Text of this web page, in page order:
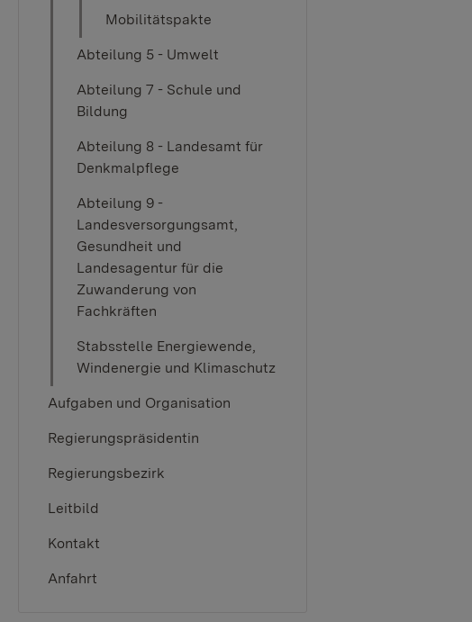
Mobilitätspakte
Abteilung 5 - Umwelt
Abteilung 7 - Schule und
Bildung
Abteilung 8 - Landesamt für
Denkmalpflege
Abteilung 9 -
Landesversorgungsamt,
Gesundheit und
Landesagentur für die
Zuwanderung von
Fachkräften
Stabsstelle Energiewende,
Windenergie und Klimaschutz
Aufgaben und Organisation
Regierungspräsidentin
Regierungsbezirk
Leitbild
Kontakt
Anfahrt